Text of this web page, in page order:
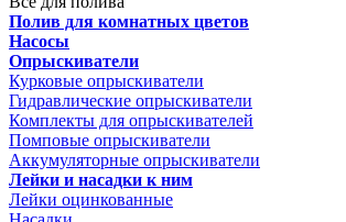
Полив для комнатных цветов
Насосы
Опрыскиватели
Курковые опрыскиватели
Гидравлические опрыскиватели
Комплекты для опрыскивателей
Помповые опрыскиватели
Аккумуляторные опрыскиватели
Лейки и насадки к ним
Лейки оцинкованные